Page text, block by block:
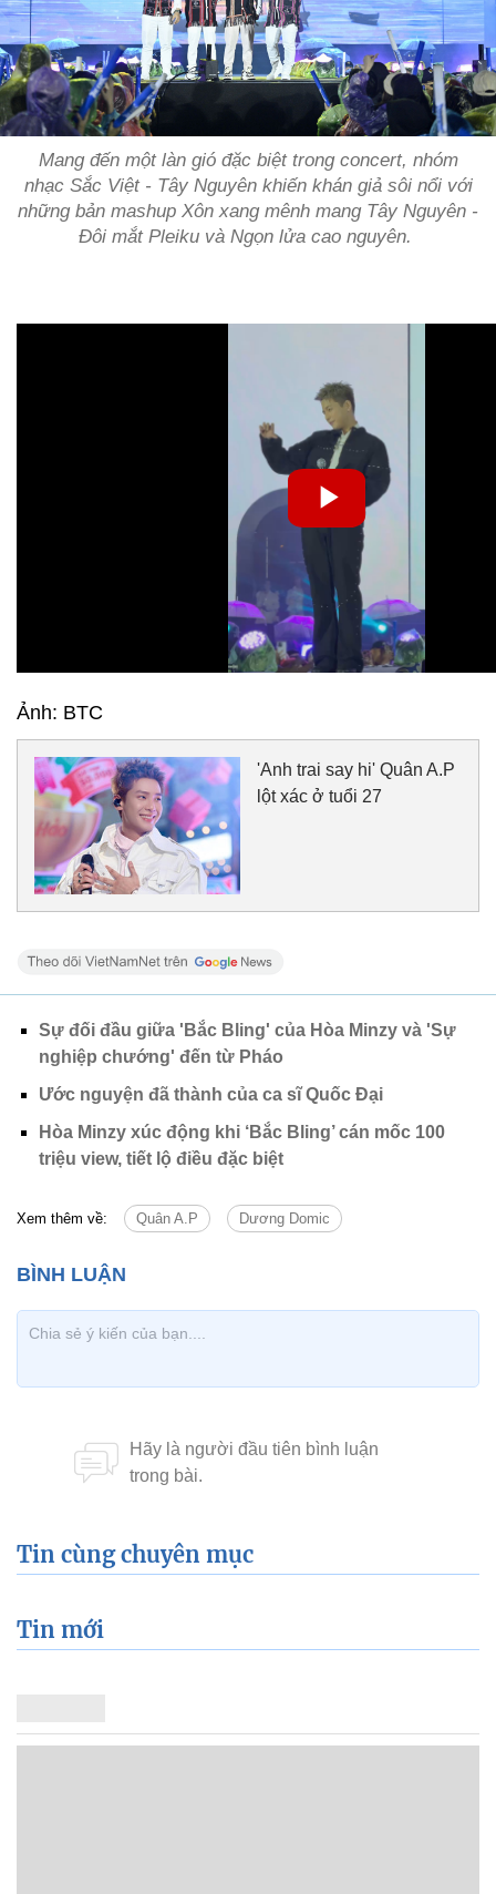
Mang đến một làn gió đặc biệt trong concert, nhóm
nhạc Sắc Việt - Tây Nguyên khiến khán giả sôi nổi với
những bản mashup Xôn xang mênh mang Tây Nguyên -
Đôi mắt Pleiku và Ngọn lửa cao nguyên.
Ảnh: BTC
'Anh trai say hi' Quân A.P
lột xác ở tuổi 27
Sự đối đầu giữa 'Bắc Bling' của Hòa Minzy và 'Sự
nghiệp chướng' đến từ Pháo
Ước nguyện đã thành của ca sĩ Quốc Đại
Hòa Minzy xúc động khi ‘Bắc Bling’ cán mốc 100
triệu view, tiết lộ điều đặc biệt
Xem thêm về: Quân A.P Dương Domic
Tin cùng chuyên mục
Tin mới